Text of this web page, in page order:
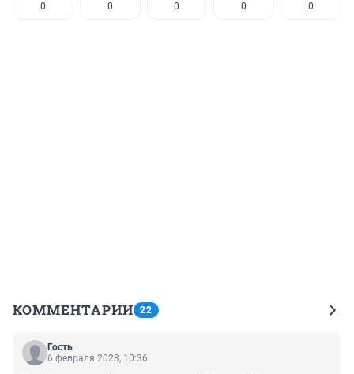
0 0 0 0 0
КОММЕНТАРИИ 22
Гость
6 февраля 2023, 10:36